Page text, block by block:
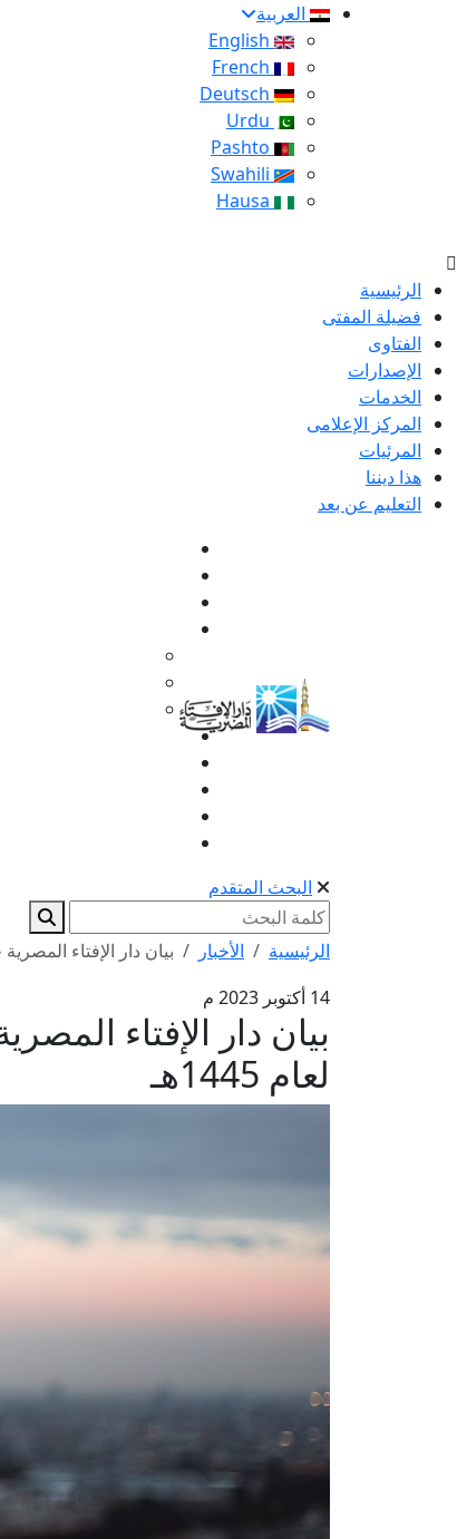
العربية
الرئيسية
فضيلة المفتى
الفتاوى
الإصدارات
الخدمات
المركز الإعلامى
المرئيات
هذا ديننا
التعليم عن بعد
البحث المتقدم
الرئيسية الأخبار
بيان دار الإفتاء
14 أكتوبر 2023 م
بيان دار الإفتاء
لعام 1445هـ